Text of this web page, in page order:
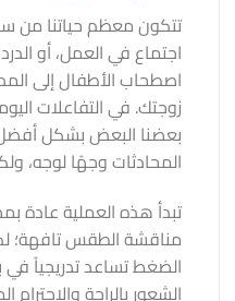
تتكون معظم حياتنا من
اجتماع في العمل، أو
اصطحاب الأطفال إلى
زوجتك. في التفاعلات
بعضنا البعض بشكل
المحادثات وجهًا لوجه،
تبدأ هذه العملية عادة
مناقشة الطقس تافهة؛
الضغط تساعد تدريجياً في
الشعور بالراحة والاحترام